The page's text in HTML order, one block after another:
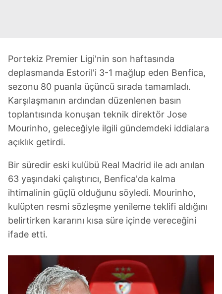
Portekiz Premier Ligi'nin son haftasında
deplasmanda Estoril'i 3-1 mağlup eden Benfica,
sezonu 80 puanla üçüncü sırada tamamladı.
Karşılaşmanın ardından düzenlenen basın
toplantısında konuşan teknik direktör Jose
Mourinho, geleceğiyle ilgili gündemdeki iddialara
açıklık getirdi.
Bir süredir eski kulübü Real Madrid ile adı anılan
63 yaşındaki çalıştırıcı, Benfica'da kalma
ihtimalinin güçlü olduğunu söyledi. Mourinho,
kulüpten resmi sözleşme yenileme teklifi aldığını
belirtirken kararını kısa süre içinde vereceğini
ifade etti.